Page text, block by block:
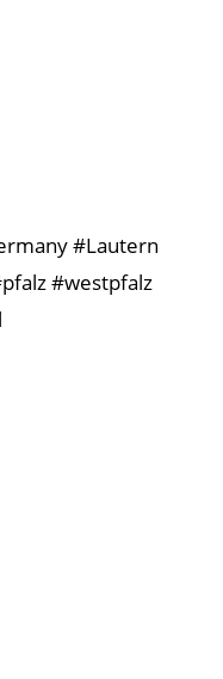
#Lautern
#westpfalz